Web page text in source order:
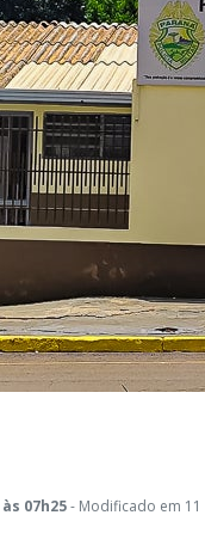
07h25- Modificado em